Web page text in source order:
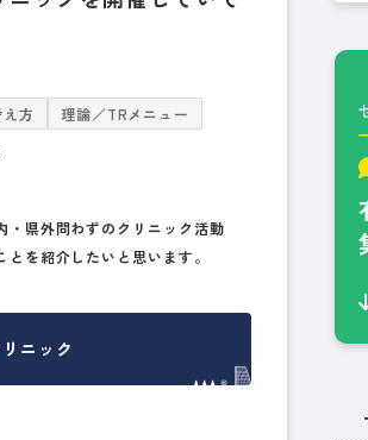
方 理論／TRメニュー
・県外問わずのクリニック活動
を紹介したいと思います。
ニック